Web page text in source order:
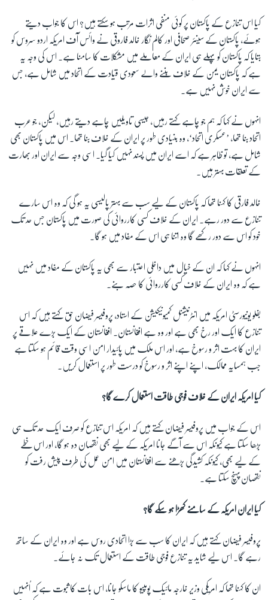
کیا اس تنازع کے پاکستان پر کوئی منفی اثرات مرتب ہو سکتے ہیں؟ اس کا جواب دیتے
ہوئے، پاکستان کے سینئر صحافی اور کالم نگار خالد فاروقی نے وائس آف امریکہ اردو سروس کو
بتایا کہ پاکستان کو پہلے ہی ایران کے معاملے میں مشکلات کا سامنا ہے۔ اس کی وجہ یہ
ہے کہ پاکستان یمن کے خلاف بننے والے سعودی قیادت کے اتحاد میں شامل ہے، جس
سے ایران خوش نہیں ہے۔
انہوں نے کہا کہ ہم جو چاہے کہتے رہیں، جیسی تاویلیں چاہے دیتے رہیں، لیکن، جو عرب
اتحاد بنا تھا، ’عسکری اتحاد‘، وہ بنیادی طور پر ایران کے خلاف بنا تھا۔ اس میں پاکستان بھی
شامل ہے، تو ظاہر ہے کہ اسے ایران میں پسند نہیں کیا گیا۔ اسی وجہ سے ایران اور بھارت
کے تعلقات بہتر ہیں۔
خالد فارقی کا کہنا تھا کہ پاکستان کے لیے سب سے بہتر پالیسی یہ ہو گی کہ وہ اس سارے
تنازع سے دور رہے۔ ایران کے خلاف کسی کارروائی کی صورت میں پاکستان جس حد تک
خود کو اس سے دور رکھے گا وہ اتنا ہی اس کے مفاد میں ہو گا۔
انہوں نے کہا کہ ان کے خیال میں داخلی اعتبار سے بھی یہ پاکستان کے مفاد میں نہیں
ہے کہ وہ ایران کے خلاف کسی کارروائی کا حصہ بنے۔
بفلو یونیورسٹی امریکہ میں انٹرنیشنل کمیونیکیشن کے استاد، پروفیسر فیضان حق کہتے ہیں کہ اس
تنازع کا ایک اور رخ بھی ہے اور وہ ہے افغانستان۔ افغانستان کے ایک بڑے علاقے پر
ایران کا بہت اثر و رسوخ ہے، اور اس ملک میں پائیدار امن اسی وقت قائم ہو سکتا ہے
جب ہمسایہ ممالک، اپنے اپنے اثر و رسوخ کو درست طور پر استعمال کریں۔
کیا امریکہ ایران کے خلاف فوجی طاقت استعمال کرے گا؟
اس کے جواب میں پروفیسر فیضان کہتے ہیں کہ امریکہ اس تنازع کو صرف ایک حد تک ہی
بڑھا سکتا ہے کیونکہ اس سے آگے جانا امریکہ کے لیے بھی نقصان دہ ہو گا، اور اس خطے
کے لیے بھی، کیونکہ کشیدگی بڑھنے سے افغانستان میں امن عمل کی طرف پیش رفت کو
نقصان پہنچ سکتا ہے۔
کیا ایران امریکہ کے سامنے کھڑا ہو سکے گا؟
پروفیسر فیضان کہتے ہیں کہ ایران کا سب سے بڑا اتحادی روس ہے اور وہ ایران کے ساتھ
رہے گا۔ اس لیے شاید یہ تنازع فوجی طاقت کے استعمال تک نہ جائے۔
ان کا کہنا تھا کہ امریکی وزیر خارجہ مائیک پومپیو کا ماسکو جانا، اس بات کا ثبوت ہے کہ اُنہیں